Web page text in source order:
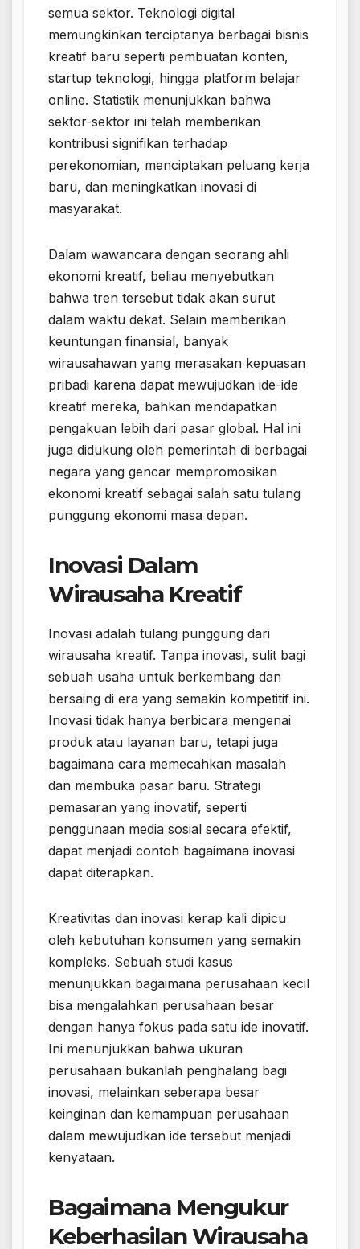
semua sektor. Teknologi digital
memungkinkan terciptanya berbagai bisnis
kreatif baru seperti pembuatan konten,
startup teknologi, hingga platform belajar
online. Statistik menunjukkan bahwa
sektor-sektor ini telah memberikan
kontribusi signifikan terhadap
perekonomian, menciptakan peluang kerja
baru, dan meningkatkan inovasi di
masyarakat.
Dalam wawancara dengan seorang ahli
ekonomi kreatif, beliau menyebutkan
bahwa tren tersebut tidak akan surut
dalam waktu dekat. Selain memberikan
keuntungan finansial, banyak
wirausahawan yang merasakan kepuasan
pribadi karena dapat mewujudkan ide-ide
kreatif mereka, bahkan mendapatkan
pengakuan lebih dari pasar global. Hal ini
juga didukung oleh pemerintah di berbagai
negara yang gencar mempromosikan
ekonomi kreatif sebagai salah satu tulang
punggung ekonomi masa depan.
Inovasi Dalam
Wirausaha Kreatif
Inovasi adalah tulang punggung dari
wirausaha kreatif. Tanpa inovasi, sulit bagi
sebuah usaha untuk berkembang dan
bersaing di era yang semakin kompetitif ini.
Inovasi tidak hanya berbicara mengenai
produk atau layanan baru, tetapi juga
bagaimana cara memecahkan masalah
dan membuka pasar baru. Strategi
pemasaran yang inovatif, seperti
penggunaan media sosial secara efektif,
dapat menjadi contoh bagaimana inovasi
dapat diterapkan.
Kreativitas dan inovasi kerap kali dipicu
oleh kebutuhan konsumen yang semakin
kompleks. Sebuah studi kasus
menunjukkan bagaimana perusahaan kecil
bisa mengalahkan perusahaan besar
dengan hanya fokus pada satu ide inovatif.
Ini menunjukkan bahwa ukuran
perusahaan bukanlah penghalang bagi
inovasi, melainkan seberapa besar
keinginan dan kemampuan perusahaan
dalam mewujudkan ide tersebut menjadi
kenyataan.
Bagaimana Mengukur
Keberhasilan Wirausaha